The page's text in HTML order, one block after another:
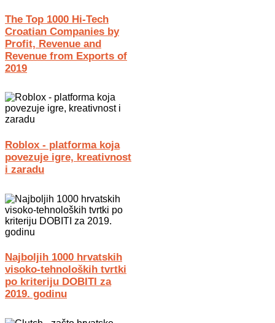
The Top 1000 Hi-Tech
Croatian Companies by
Profit, Revenue and
Revenue from Exports of
2019
Roblox - platforma koja
povezuje igre, kreativnost
i zaradu
Najboljih 1000 hrvatskih
visoko-tehnoloških tvrtki
po kriteriju DOBITI za
2019. godinu